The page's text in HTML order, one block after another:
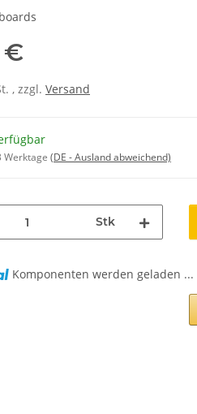
€
, zzgl. Versand
Werktage (DE - Ausland abweichend)
Stk
Komponenten werden geladen ...